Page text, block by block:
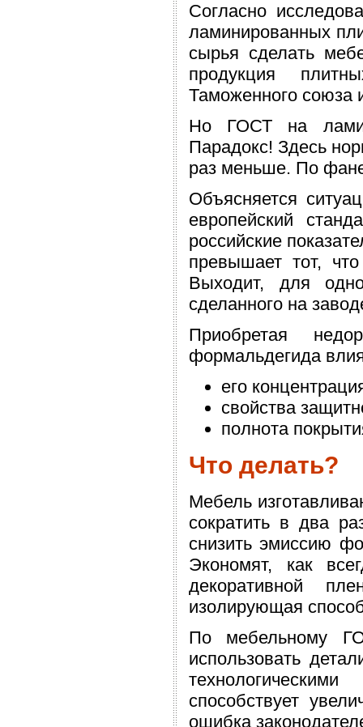
Согласно
ламинированных
сырья сделать
продукция
Таможенного
Но ГОСТ на
Парадокс! Здесь
раз меньше. По
Объясняется
европейский
российские
превышает тот,
Выходит, для
сделанного на
Приобретая
формальдегида
его
свойства
полнота
Что делать?
Мебель
сократить в два
снизить эмиссию
Экономят, как
декоративной
изолирующая
По мебельному
использовать
способствует
ошибка